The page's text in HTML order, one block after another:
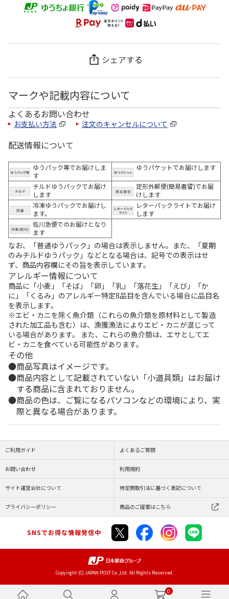
0
シェアする
マークや記載内容について
よくあるお問い合わせ
お支払い方法 注文のキャンセルについて
配送情報について
ゆうパック等でお届けしま
す
ゆうパケットでお届けします
チルドゆうパックでお届け
します
定形外郵便(簡易書留)でお届
けします
冷凍ゆうパックでお届けし
ます。
レターパックライトでお届け
します
佐川急便でのお届けとなり
ます
なお、「普通ゆうパック」の場合は表示しません。また、「夏期
のみチルドゆうパック」などとなる場合は、記号での表示はせ
ず、商品内容欄にその旨を表示しています。
アレルギー情報について
商品に「小麦」「そば」「卵」「乳」「落花生」「えび」「か
に」「くるみ」のアレルギー特定8品目を含んでいる場合に品目名
を表示します。
※エビ・カニを除く魚介類（これらの魚介類を原材料として製造
された加工品も含む）は、漁獲漁法によりエビ・カニが混じって
いる場合があります。 また、これらの魚介類は、エサとしてエ
ビ・カニを食べている可能性があります。
その他
商品写真はイメージです。
商品内容として記載されていない「小道具類」はお届け
する商品に含まれておりません。
商品の色は、ご覧になるパソコンなどの環境により、実
際と異なる場合があります。
ご利用ガイド よくあるご質問
お問い合わせ 利用規約
サイト運営会社について 特定商取引法に基づく表記について
プライバシーポリシー 商品のご提案はこちら
SNSでお得な情報発信中
Copyright (C) JAPAN POST Co.,Ltd. All Rights Reserved.